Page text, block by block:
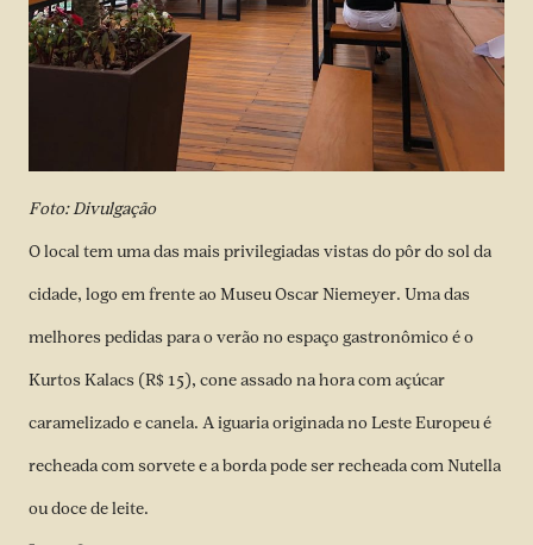
Foto: Divulgação
O local tem uma das mais privilegiadas vistas do pôr do sol da
cidade, logo em frente ao Museu Oscar Niemeyer. Uma das
melhores pedidas para o verão no espaço gastronômico é o
Kurtos Kalacs (R$ 15), cone assado na hora com açúcar
caramelizado e canela. A iguaria originada no Leste Europeu é
recheada com sorvete e a borda pode ser recheada com Nutella
ou doce de leite.